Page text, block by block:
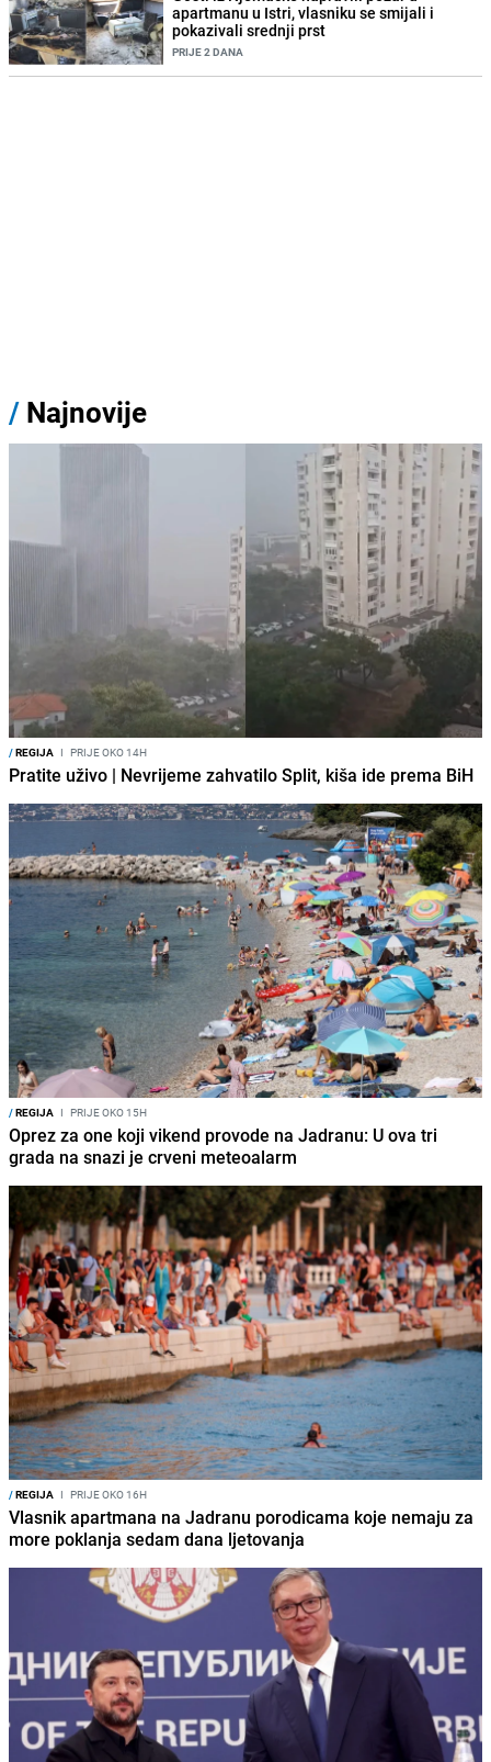
apartmanu u Istri, vlasniku se smijali i
pokazivali srednji prst
PRIJE 2 DANA
/ Najnovije
/REGIJA I PRIJE OKO 14H
Pratite uživo | Nevrijeme zahvatilo Split, kiša ide prema BiH
/REGIJA I PRIJE OKO 15H
Oprez za one koji vikend provode na Jadranu: U ova tri
grada na snazi je crveni meteoalarm
/REGIJA I PRIJE OKO 16H
Vlasnik apartmana na Jadranu porodicama koje nemaju za
more poklanja sedam dana ljetovanja